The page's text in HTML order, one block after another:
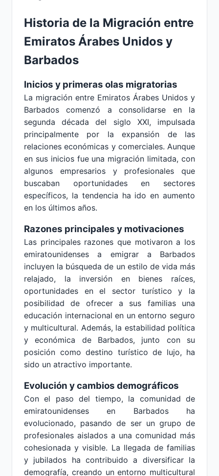
Historia de la Migración entre
Emiratos Árabes Unidos y
Barbados
Inicios y primeras olas migratorias
La migración entre Emiratos Árabes Unidos y
Barbados comenzó a consolidarse en la
segunda década del siglo XXI, impulsada
principalmente por la expansión de las
relaciones económicas y comerciales. Aunque
en sus inicios fue una migración limitada, con
algunos empresarios y profesionales que
buscaban oportunidades en sectores
específicos, la tendencia ha ido en aumento
en los últimos años.
Razones principales y motivaciones
Las principales razones que motivaron a los
emiratounidenses a emigrar a Barbados
incluyen la búsqueda de un estilo de vida más
relajado, la inversión en bienes raíces,
oportunidades en el sector turístico y la
posibilidad de ofrecer a sus familias una
educación internacional en un entorno seguro
y multicultural. Además, la estabilidad política
y económica de Barbados, junto con su
posición como destino turístico de lujo, ha
sido un atractivo importante.
Evolución y cambios demográficos
Con el paso del tiempo, la comunidad de
emiratounidenses en Barbados ha
evolucionado, pasando de ser un grupo de
profesionales aislados a una comunidad más
cohesionada y visible. La llegada de familias
y jubilados ha contribuido a diversificar la
demografía, creando un entorno multicultural